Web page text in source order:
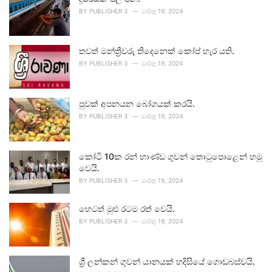
BY PUBLISHER 3 මාර්තු 19, 2024
තවත් මන්ත්‍රීවරු තිදෙනෙක් කෝප් හැර යති.
BY PUBLISHER 3 මාර්තු 19, 2024
පුවක් අපනයන බෝගයක් කරයි.
BY PUBLISHER 3 මාර්තු 19, 2024
කෝටි 10ක රන් භාණ්ඩ ගුවන් තොටුපොළෙන් හමු
වෙයි.
BY PUBLISHER 3 මාර්තු 19, 2024
හෙටත් මුළු රටම රත් වෙයි.
BY PUBLISHER 3 මාර්තු 19, 2024
ශ්‍රී ලන්කන් ගුවන් යානයක් හදිසියේ ගොඩබස්වයි.